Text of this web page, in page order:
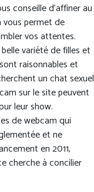
conseille d’affiner au
vous permet de
vos attentes.
variété de filles et
raisonnables et
un chat sexuel
sur le site peuvent
leur show.
de webcam qui
et ne
en 2011,
cherche à concilier